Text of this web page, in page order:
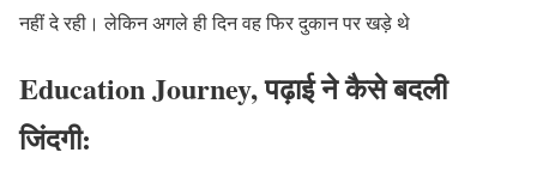
नहीं दे रही। लेकिन अगले ही दिन वह फिर दुकान पर खड़े थे
Education Journey, पढ़ाई ने कैसे बदली
जिंदगी: